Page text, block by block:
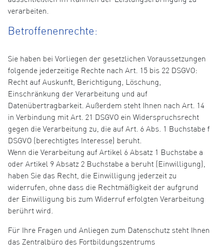
verarbeiten.
Betroffenenrechte:
Sie haben bei Vorliegen der gesetzlichen Voraussetzungen
folgende jederzeitige Rechte nach Art. 15 bis 22 DSGVO:
Recht auf Auskunft, Berichtigung, Löschung,
Einschränkung der Verarbeitung und auf
Datenübertragbarkeit. Außerdem steht Ihnen nach Art. 14
in Verbindung mit Art. 21 DSGVO ein Widerspruchsrecht
gegen die Verarbeitung zu, die auf Art. 6 Abs. 1 Buchstabe f
DSGVO (berechtigtes Interesse) beruht.
Wenn die Verarbeitung auf Artikel 6 Absatz 1 Buchstabe a
oder Artikel 9 Absatz 2 Buchstabe a beruht (Einwilligung),
haben Sie das Recht, die Einwilligung jederzeit zu
widerrufen, ohne dass die Rechtmäßigkeit der aufgrund
der Einwilligung bis zum Widerruf erfolgten Verarbeitung
berührt wird.
Für Ihre Fragen und Anliegen zum Datenschutz steht Ihnen
das Zentralbüro des Fortbildungszentrums